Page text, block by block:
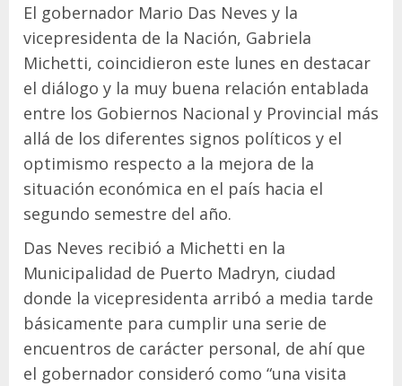
El gobernador Mario Das Neves y la
vicepresidenta de la Nación, Gabriela
Michetti, coincidieron este lunes en destacar
el diálogo y la muy buena relación entablada
entre los Gobiernos Nacional y Provincial más
allá de los diferentes signos políticos y el
optimismo respecto a la mejora de la
situación económica en el país hacia el
segundo semestre del año.
Das Neves recibió a Michetti en la
Municipalidad de Puerto Madryn, ciudad
donde la vicepresidenta arribó a media tarde
básicamente para cumplir una serie de
encuentros de carácter personal, de ahí que
el gobernador consideró como “una visita